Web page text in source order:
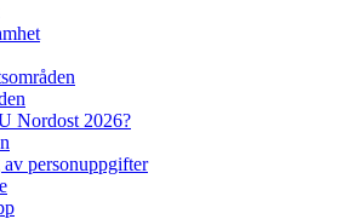
Nordost 2026?
personuppgifter